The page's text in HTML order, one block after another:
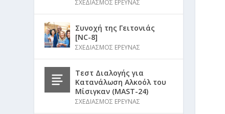
ΣΧΕΔΙΑΣΜΟΣ ΕΡΕΥΝΑΣ
Συνοχή της Γειτονιάς
[NC-8]
ΣΧΕΔΙΑΣΜΟΣ ΕΡΕΥΝΑΣ
Τεστ Διαλογής για
Κατανάλωση Αλκοόλ του
Μίσιγκαν (MAST-24)
ΣΧΕΔΙΑΣΜΟΣ ΕΡΕΥΝΑΣ